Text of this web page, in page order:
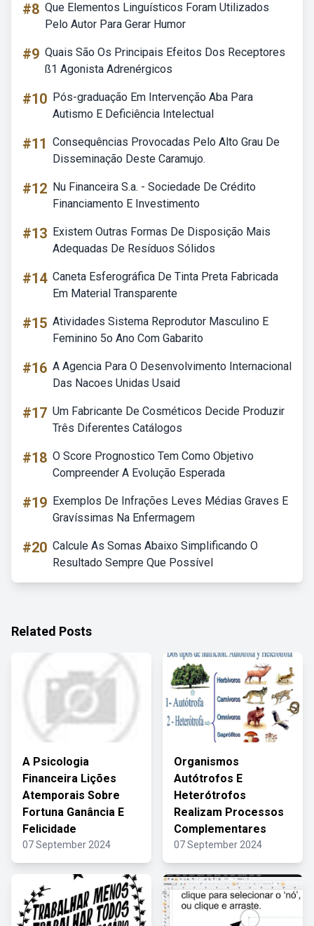
#8 Que Elementos Linguísticos Foram Utilizados
Pelo Autor Para Gerar Humor
#9 Quais São Os Principais Efeitos Dos Receptores
ß1 Agonista Adrenérgicos
#10 Pós-graduação Em Intervenção Aba Para
Autismo E Deficiência Intelectual
#11 Consequências Provocadas Pelo Alto Grau De
Disseminação Deste Caramujo.
#12 Nu Financeira S.a. - Sociedade De Crédito
Financiamento E Investimento
#13 Existem Outras Formas De Disposição Mais
Adequadas De Resíduos Sólidos
#14 Caneta Esferográfica De Tinta Preta Fabricada
Em Material Transparente
#15 Atividades Sistema Reprodutor Masculino E
Feminino 5o Ano Com Gabarito
#16 A Agencia Para O Desenvolvimento Internacional
Das Nacoes Unidas Usaid
#17 Um Fabricante De Cosméticos Decide Produzir
Três Diferentes Catálogos
#18 O Score Prognostico Tem Como Objetivo
Compreender A Evolução Esperada
#19 Exemplos De Infrações Leves Médias Graves E
Gravíssimas Na Enfermagem
#20 Calcule As Somas Abaixo Simplificando O
Resultado Sempre Que Possível
Related Posts
A Psicologia
Financeira Lições
Atemporais Sobre
Fortuna Ganância E
Felicidade
07 September 2024
Organismos
Autótrofos E
Heterótrofos
Realizam Processos
Complementares
07 September 2024